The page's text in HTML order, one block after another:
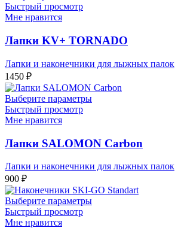
Быстрый просмотр
Мне нравится
Лапки KV+ TORNADO
Лапки и наконечники для лыжных палок
1450 ₽
Выберите параметры
Быстрый просмотр
Мне нравится
Лапки SALOMON Carbon
Лапки и наконечники для лыжных палок
900 ₽
Выберите параметры
Быстрый просмотр
Мне нравится